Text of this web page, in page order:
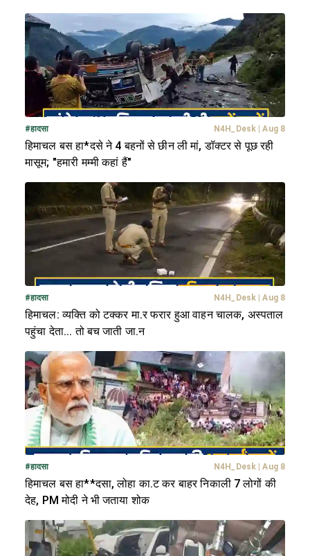
#हादसा N4H_Desk Aug 8
हिमाचल बस हा*दसे ने 4 बहनों से छीन ली मां, डॉक्टर से पूछ रही
मासूम; "हमारी मम्मी कहां हैं"
#हादसा N4H_Desk Aug 8
हिमाचल: व्यक्ति को टक्कर मा.र फरार हुआ वाहन चालक, अस्पताल
पहुंचा देता... तो बच जाती जा.न
#हादसा N4H_Desk Aug 8
हिमाचल बस हा**दसा, लोहा का.ट कर बाहर निकाली 7 लोगों की
देह, PM मोदी ने भी जताया शोक